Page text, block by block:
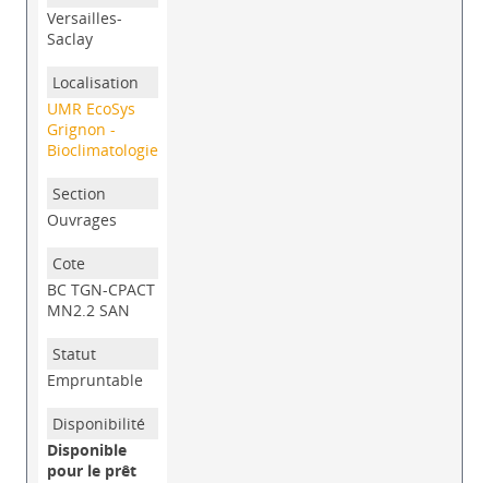
Versailles-
Saclay
UMR EcoSys
Grignon -
Bioclimatologie
Ouvrages
BC TGN-CPACT
MN2.2 SAN
Empruntable
Disponible
pour le prêt